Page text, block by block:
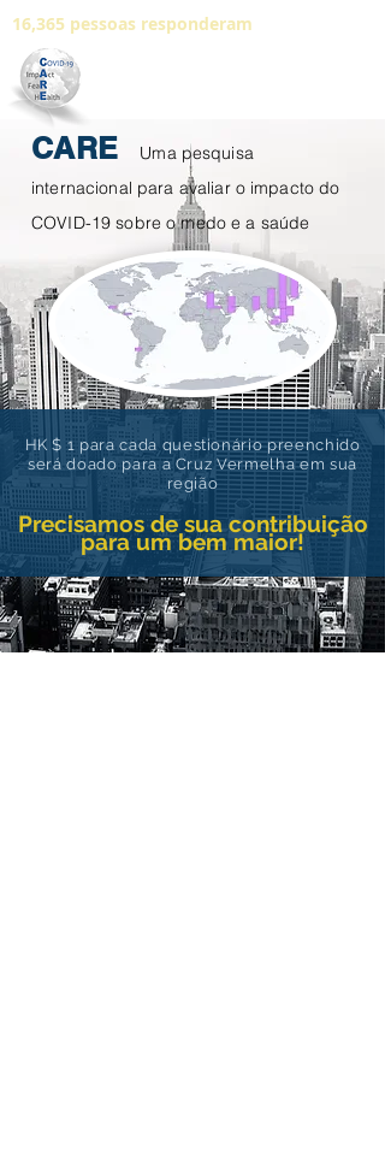
16,365 pessoas responderam
CARE
Uma pesquisa
internacional para avaliar o impacto do
COVID-19 sobre o medo e a saúde
HK $ 1 para cada questionário preenchido
será doado para a Cruz Vermelha em sua
região
Precisamos de sua contribuição
para um bem maior!